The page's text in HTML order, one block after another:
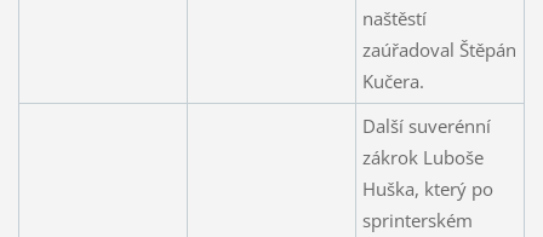
naštěstí
zaúřadoval Štěpán
Kučera.
Další suverénní
zákrok Luboše
Huška, který po
sprinterském